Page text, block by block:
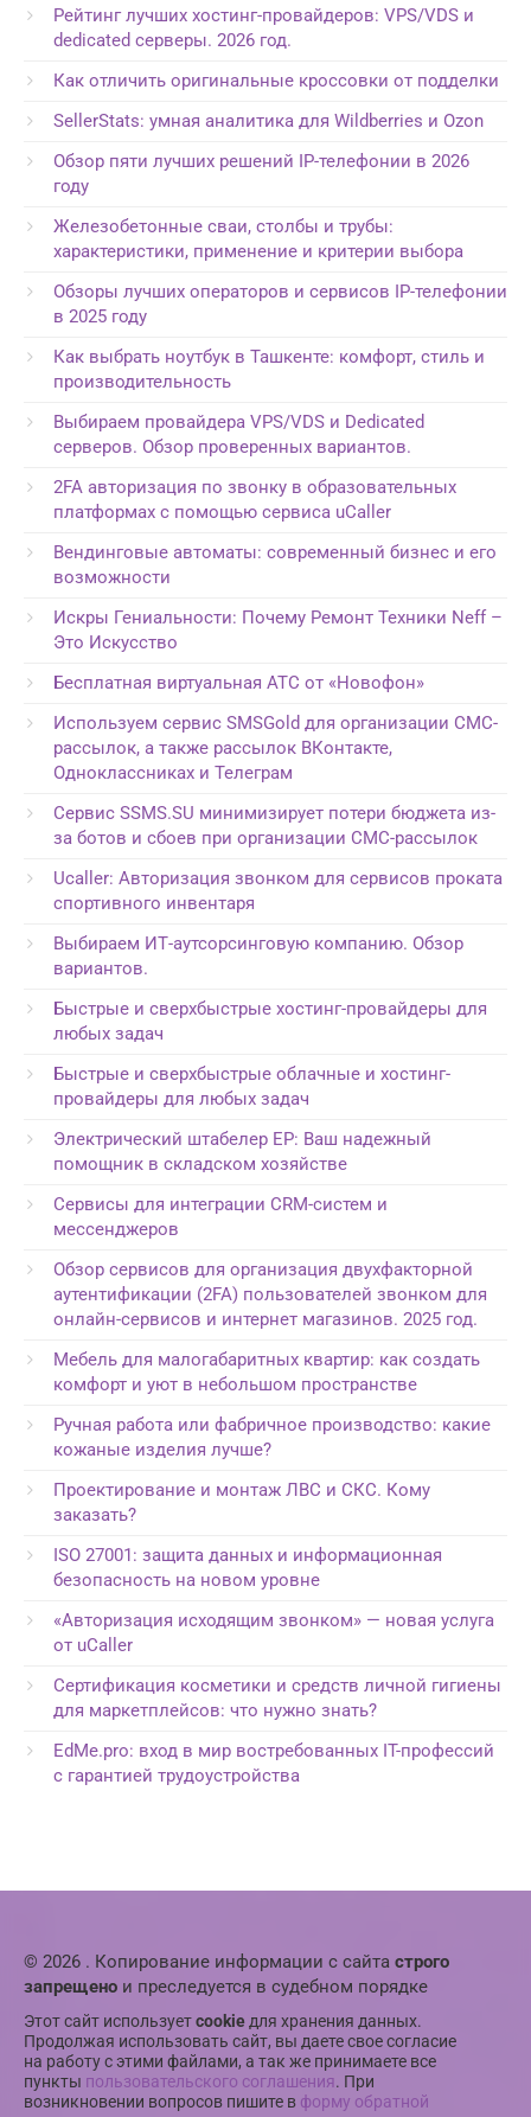
Рейтинг лучших хостинг-провайдеров: VPS/VDS и
dedicated серверы. 2026 год.
Как отличить оригинальные кроссовки от подделки
SellerStats: умная аналитика для Wildberries и Ozon
Обзор пяти лучших решений IP-телефонии в 2026
году
Железобетонные сваи, столбы и трубы:
характеристики, применение и критерии выбора
Обзоры лучших операторов и сервисов IP-телефонии
в 2025 году
Как выбрать ноутбук в Ташкенте: комфорт, стиль и
производительность
Выбираем провайдера VPS/VDS и Dedicated
серверов. Обзор проверенных вариантов.
2FA авторизация по звонку в образовательных
платформах с помощью сервиса uCaller
Вендинговые автоматы: современный бизнес и его
возможности
Искры Гениальности: Почему Ремонт Техники Neff –
Это Искусство
Бесплатная виртуальная АТС от «Новофон»
Используем сервис SMSGold для организации СМС-
рассылок, а также рассылок ВКонтакте,
Одноклассниках и Телеграм
Сервис SSMS.SU минимизирует потери бюджета из-
за ботов и сбоев при организации СМС-рассылок
Ucaller: Авторизация звонком для сервисов проката
спортивного инвентаря
Выбираем ИТ-аутсорсинговую компанию. Обзор
вариантов.
Быстрые и сверхбыстрые хостинг-провайдеры для
любых задач
Быстрые и сверхбыстрые облачные и хостинг-
провайдеры для любых задач
Электрический штабелер EP: Ваш надежный
помощник в складском хозяйстве
Сервисы для интеграции CRM-систем и
мессенджеров
Обзор сервисов для организация двухфакторной
аутентификации (2FA) пользователей звонком для
онлайн-сервисов и интернет магазинов. 2025 год.
Мебель для малогабаритных квартир: как создать
комфорт и уют в небольшом пространстве
Ручная работа или фабричное производство: какие
кожаные изделия лучше?
Проектирование и монтаж ЛВС и СКС. Кому
заказать?
ISO 27001: защита данных и информационная
безопасность на новом уровне
«Авторизация исходящим звонком» — новая услуга
от uCaller
Сертификация косметики и средств личной гигиены
для маркетплейсов: что нужно знать?
EdMe.pro: вход в мир востребованных IT-профессий
с гарантией трудоустройства
© 2026 . Копирование информации с сайта строго
запрещено и преследуется в судебном порядке
Этот сайт используетcookie для хранения данных.
Продолжая использовать сайт, вы даете свое согласие
на работу с этими файлами, а так же принимаете все
пункты пользовательского соглашения. При
возникновении вопросов пишите в форму обратной